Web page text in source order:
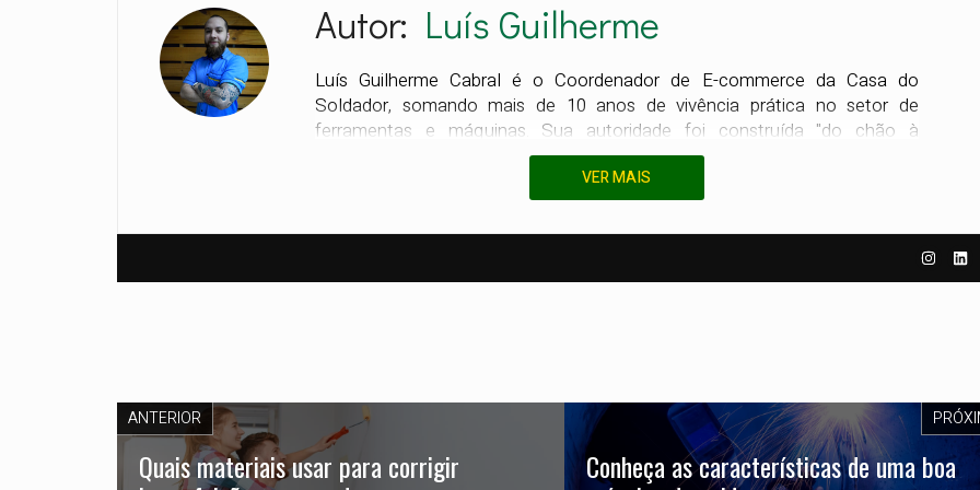
Autor: Luís Guilherme
Luís Guilherme Cabral é o Coordenador de E-commerce da Casa do
Soldador, somando mais de 10 anos de vivência prática no setor de
ferramentas e máquinas. Sua autoridade foi construída "do chão à
estratégia": iniciou em 2013 na operação logística e percorreu todas as
etapas vitais do negócio — da conferência técnica ao atendimento
especializado no balcão de vendas. Essa trajetória 360° permitiu que Luís
desenvolvesse um domínio profundo sobre equipamentos de soldagem e
de alta performance. Hoje, ele lidera a frente de conteúdo da Casa do
acesso a informações precisas, seguras e validadas por quem conhece o
catálogo da empresa em seus mínimos detalhes.
VER MAIS
ANTERIOR
Quais materiais usar para corrigir Conheça as características de uma boa